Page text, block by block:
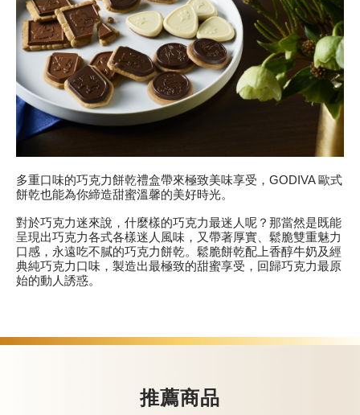
多重口味的巧克力餅乾禮盒帶來極致美味享受，GODIVA 歐式
餅乾也能為你締造甜蜜溫馨的美好時光。
對於巧克力迷來說，什麼樣的巧克力最迷人呢？那當然是既能
呈現出巧克力各式各樣迷人風味，又帶著厚實、鬆脆雙重魅力
口感，永遠吃不膩的巧克力餅乾。鬆脆餅乾配上香醇牛奶及經
典純巧克力口味，製造出最極致的甜蜜享受，回歸巧克力最原
始的動人誘惑。
推薦商品